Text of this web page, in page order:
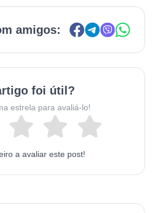
amigos:
foi útil?
estrela para avaliá-lo!
a avaliar este post!